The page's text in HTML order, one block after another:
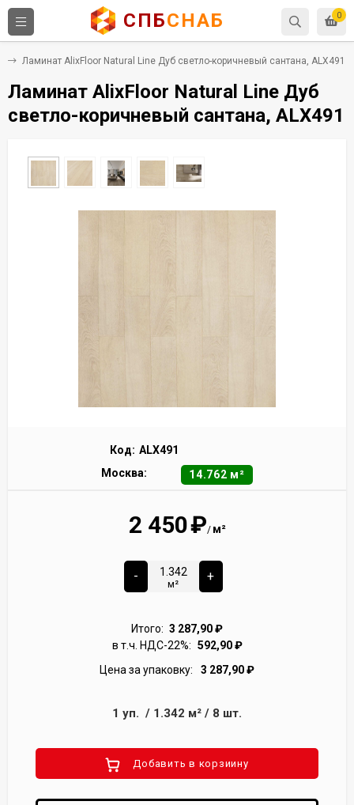
0
СПБСНАБ
Ламинат AlixFloor Natural Line Дуб светло-коричневый сантана, ALX491
Ламинат AlixFloor Natural Line Дуб
светло-коричневый сантана, ALX491
Код: ALX491
Москва:
14.762 м²
2 450₽/ м²
-
м²
+
Итого: 3 287,90₽
в т.ч. НДС-22%: 592,90₽
Цена за упаковку:
3 287,90₽
1 уп. / 1.342 м² / 8 шт.
Добавить в корзиину